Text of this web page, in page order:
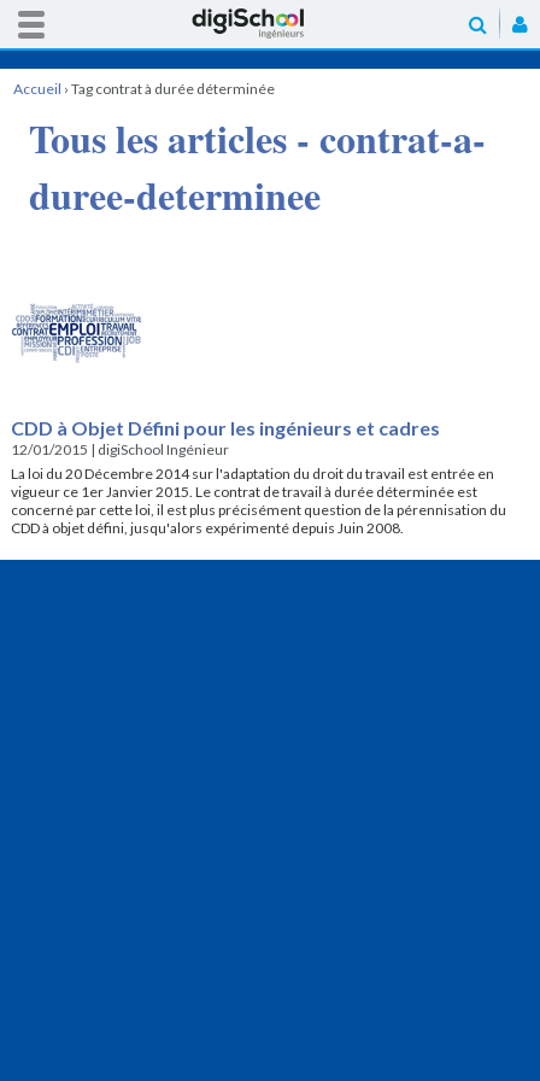
Accueil › Tag contrat à durée déterminée
Tous les articles - contrat-a-
duree-determinee
CDD à Objet Défini pour les ingénieurs et cadres
12/01/2015 | digiSchool Ingénieur
La loi du 20 Décembre 2014 sur l'adaptation du droit du travail est entrée en
vigueur ce 1er Janvier 2015. Le contrat de travail à durée déterminée est
concerné par cette loi, il est plus précisément question de la pérennisation du
CDD à objet défini, jusqu'alors expérimenté depuis Juin 2008.